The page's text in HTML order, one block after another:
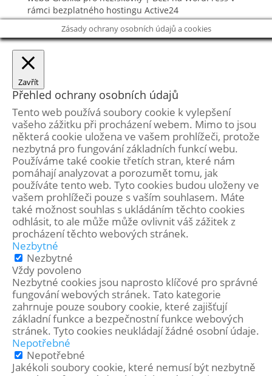
rámci bezplatného hostingu Active24
Zásady ochrany osobních údajů a cookies
Zavřít
Přehled ochrany osobních údajů
Tento web používá soubory cookie k vylepšení
vašeho zážitku při procházení webem. Mimo to jsou
některá cookie uložena ve vašem prohlížeči, protože
nezbytná pro fungování základních funkcí webu.
Používáme také cookie třetích stran, které nám
pomáhají analyzovat a porozumět tomu, jak
používáte tento web. Tyto cookies budou uloženy ve
vašem prohlížeči pouze s vaším souhlasem. Máte
také možnost souhlas s ukládáním těchto cookies
odhlásit, to ale může může ovlivnit váš zážitek z
procházení těchto webových stránek.
Nezbytné
Nezbytné
Vždy povoleno
Nezbytné cookies jsou naprosto klíčové pro správné
fungování webových stránek. Tato kategorie
zahrnuje pouze soubory cookie, které zajišťují
základní funkce a bezpečnostní funkce webových
stránek. Tyto cookies neukládají žádné osobní údaje.
Nepotřebné
Nepotřebné
Jakékoli soubory cookie, které nemusí být nezbytně